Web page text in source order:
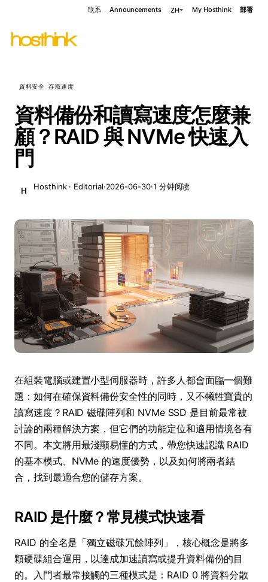
联系 Announcements ZH My Hosthink 部署
資料安全 存取速度
資料備份和讀寫速度怎麼兼
顧？RAID 與 NVMe 快速入
門
H Hosthink · Editorial·2026-06-30·1 分钟阅读
在組裝電腦或建置小型伺服器時，許多人都會面臨一個難
題：如何在確保資料備份安全性的同時，又不犧牲寶貴的
讀寫速度？RAID 磁碟陣列和 NVMe SSD 是目前最常被
討論的兩種解決方案，但它們的功能定位和適用情境各有
不同。本文將用最淺顯易懂的方式，帶您快速認識 RAID
的基本模式、NVMe 的速度優勢，以及如何將兩者結
合，找到最適合您的儲存方案。
RAID 是什麼？常見模式快速看
RAID 的全名是「獨立磁碟冗餘陣列」，核心概念是將多
顆硬碟組合運用，以達成加速讀寫或提升資料備份的目
的。入門者最常接觸的三種模式是：RAID 0 將資料分散